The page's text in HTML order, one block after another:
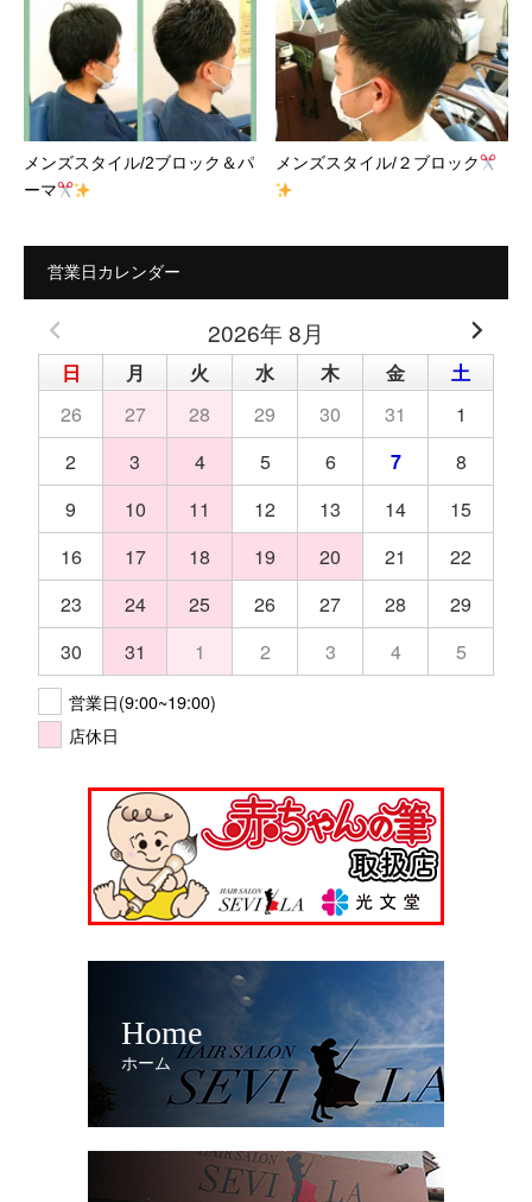
メンズスタイル/2ブロック＆パ
ーマ
メンズスタイル/２ブロック
営業日カレンダー
2026年 8月
日 月 火 水 木 金
土
26
27 28 29 30 31
1
2
3 4 5 6 7
8
9
10 11 12 13 14
15
16
17 18 19 20 21
22
23
24 25 26 27 28
29
30
31 1 2 3 4 5
営業日(9:00~19:00)
店休日
Home
ホーム